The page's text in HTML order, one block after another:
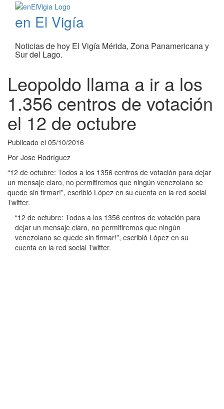
en El Vigía
Noticias de hoy El Vigía Mérida, Zona Panamericana y
Sur del Lago.
Leopoldo llama a ir a los
1.356 centros de votación
el 12 de octubre
Publicado el 05/10/2016
Por Jose Rodríguez
“12 de octubre: Todos a los 1356 centros de votación para dejar
un mensaje claro, no permitiremos que ningún venezolano se
quede sin firmar!”, escribió López en su cuenta en la red social
Twitter.
“12 de octubre: Todos a los 1356 centros de votación para
dejar un mensaje claro, no permitiremos que ningún
venezolano se quede sin firmar!”, escribió López en su
cuenta en la red social Twitter.